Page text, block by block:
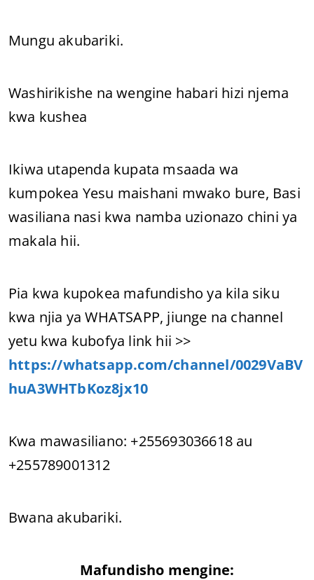
Mungu akubariki.
Washirikishe na wengine habari hizi njema
kwa kushea
Ikiwa utapenda kupata msaada wa
kumpokea Yesu maishani mwako bure, Basi
wasiliana nasi kwa namba uzionazo chini ya
makala hii.
Pia kwa kupokea mafundisho ya kila siku
kwa njia ya WHATSAPP, jiunge na channel
yetu kwa kubofya link hii >>
https://whatsapp.com/channel/0029VaBV
huA3WHTbKoz8jx10
Kwa mawasiliano: +255693036618 au
+255789001312
Bwana akubariki.
Mafundisho mengine: